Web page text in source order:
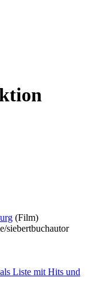
(Film)
siebertbuchautor
Liste mit Hits und